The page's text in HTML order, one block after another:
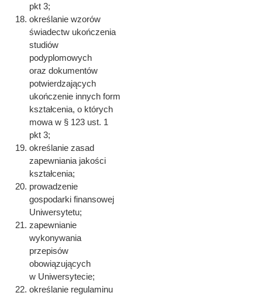
pkt 3;
określanie wzorów
świadectw ukończenia
studiów
podyplomowych
oraz dokumentów
potwierdzających
ukończenie innych form
kształcenia, o których
mowa w § 123 ust. 1
pkt 3;
określanie zasad
zapewniania jakości
kształcenia;
prowadzenie
gospodarki finansowej
Uniwersytetu;
zapewnianie
wykonywania
przepisów
obowiązujących
w Uniwersytecie;
określanie regulaminu